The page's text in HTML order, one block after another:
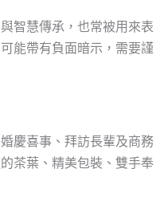
智慧傳承，也常被用來表
能帶有負面暗示，需要謹
慶喜事、拜訪長輩及商務
茶葉、精美包裝、雙手奉